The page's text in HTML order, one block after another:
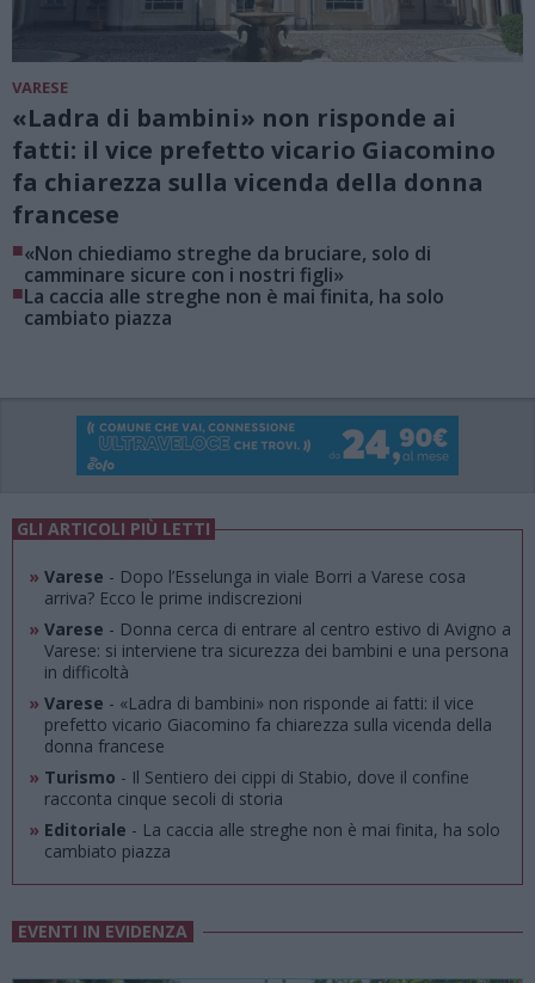
VARESE
«Ladra di bambini» non risponde ai
fatti: il vice prefetto vicario Giacomino
fa chiarezza sulla vicenda della donna
francese
■«Non chiediamo streghe da bruciare, solo di
camminare sicure con i nostri figli»
■La caccia alle streghe non è mai finita, ha solo
cambiato piazza
GLI ARTICOLI PIÙ LETTI
» Varese - Dopo l’Esselunga in viale Borri a Varese cosa
arriva? Ecco le prime indiscrezioni
» Varese - Donna cerca di entrare al centro estivo di Avigno a
Varese: si interviene tra sicurezza dei bambini e una persona
in difficoltà
» Varese - «Ladra di bambini» non risponde ai fatti: il vice
prefetto vicario Giacomino fa chiarezza sulla vicenda della
donna francese
» Turismo - Il Sentiero dei cippi di Stabio, dove il confine
racconta cinque secoli di storia
» Editoriale - La caccia alle streghe non è mai finita, ha solo
cambiato piazza
EVENTI IN EVIDENZA